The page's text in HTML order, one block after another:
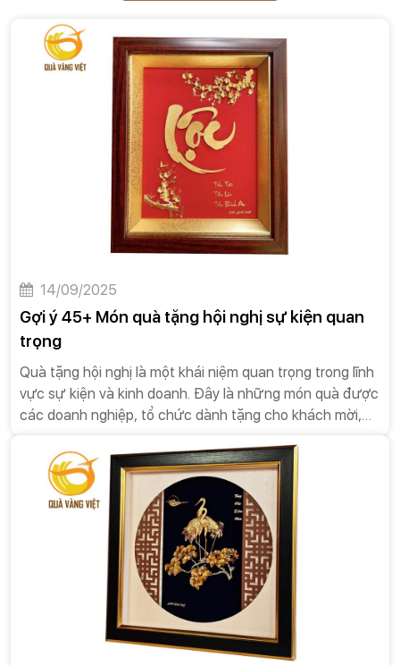
14/09/2025
Gợi ý 45+ Món quà tặng hội nghị sự kiện quan
trọng
Quà tặng hội nghị là một khái niệm quan trọng trong lĩnh
vực sự kiện và kinh doanh. Đây là những món quà được
các doanh nghiệp, tổ chức dành tặng cho khách mời,
hội thảo, tọa đàm, hay các buổi gặp mặt quan trọng.